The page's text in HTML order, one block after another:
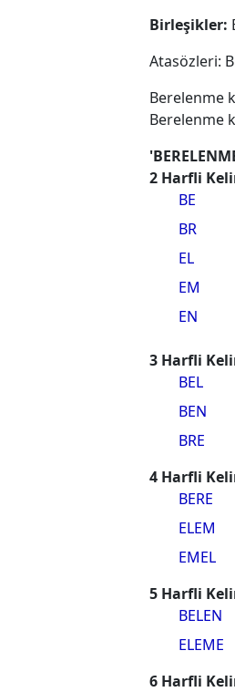
Birleşikler:
Atasözleri:
Berelenme
Berelenme
2 Harfli
BE
BR
EL
EM
EN
3 Harfli
BEL
BEN
BRE
4 Harfli
BERE
ELEM
EMEL
5 Harfli
BELEN
ELEME
6 Harfli